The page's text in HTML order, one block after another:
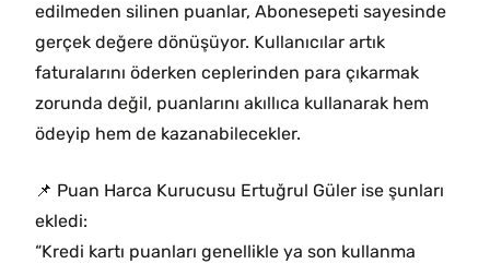
edilmeden silinen puanlar, Abonesepeti sayesinde
gerçek değere dönüşüyor. Kullanıcılar artık
faturalarını öderken ceplerinden para çıkarmak
zorunda değil, puanlarını akıllıca kullanarak hem
ödeyip hem de kazanabilecekler.
📌 Puan Harca Kurucusu Ertuğrul Güler ise şunları
ekledi:
“Kredi kartı puanları genellikle ya son kullanma